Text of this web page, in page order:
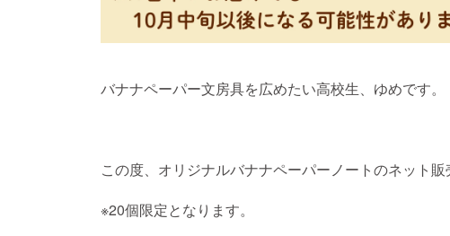
バナナペーパー文房具を広めたい高校生、ゆめです。
この度、オリジナルバナナペーパーノートのネット販
※20個限定となります。